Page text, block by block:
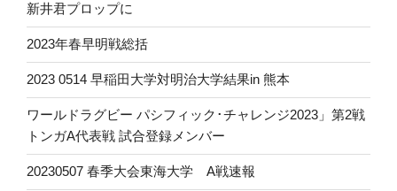
新井君プロップに
2023年春早明戦総括
2023 0514 早稲田大学対明治大学結果in 熊本
ワールドラグビー パシフィック･チャレンジ2023」第2戦
トンガA代表戦 試合登録メンバー
20230507 春季大会東海大学 A戦速報